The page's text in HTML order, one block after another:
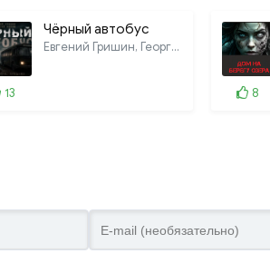
Чёрный автобус
Евгений Гришин, Георгий Немов
13 8